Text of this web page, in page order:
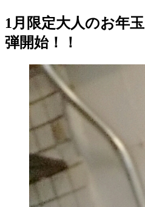
1月限定大人のお年
弾開始！！